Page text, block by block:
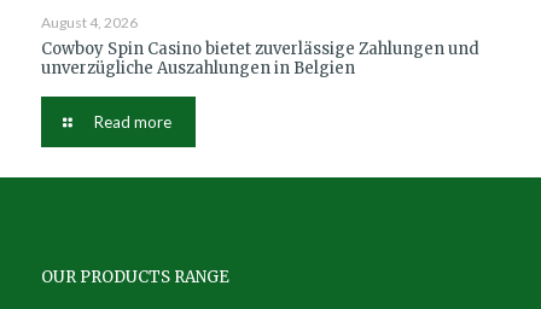
August 4, 2026
Cowboy Spin Casino bietet zuverlässige Zahlungen und
unverzügliche Auszahlungen in Belgien
Read more
OUR PRODUCTS RANGE